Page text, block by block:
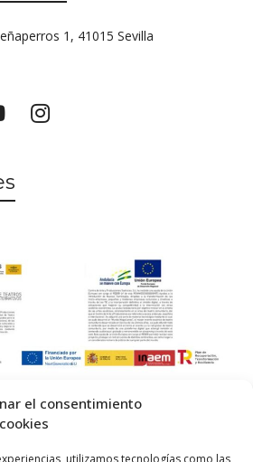
el consentimiento
utilizamos tecnologías como las
1, 41015 Sevilla